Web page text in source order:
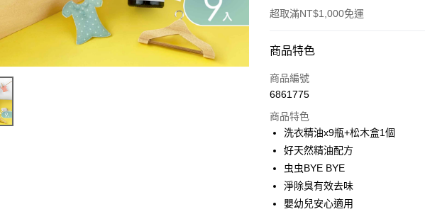
超取滿NT$1,000免運
付款方式
信用卡一次付款
LINE Pay
Apple Pay
街口支付
悠遊付
商品特色
商品編號
6861775
商品特色
洗衣精油x9瓶+松木盒1個
好天然精油配方
虫虫BYE BYE
淨除臭有效去味
嬰幼兒安心適用